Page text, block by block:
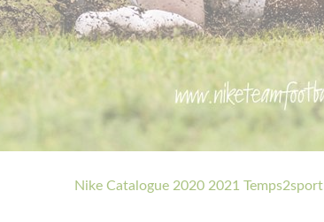
Nike Catalogue 2020 2021 Temps2sport